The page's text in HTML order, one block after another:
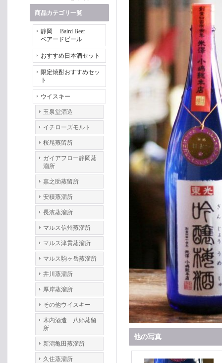
商品カテゴリ一覧
静岡 Baird Beer
ベアードビール
おすすめ日本酒セット
限定焼酎おすすめセッ
ト
ウイスキー
玉泉堂酒造
イチローズモルト
桜尾蒸留所
ガイアフロー静岡蒸
溜所
嘉之助蒸留所
安積蒸溜所
長濱蒸溜所
マルス信州蒸溜所
マルス津貫蒸溜所
マルス駒ヶ岳蒸溜所
井川蒸溜所
厚岸蒸溜所
その他ウイスキー
木内酒造 八郷蒸留
所
新潟亀田蒸溜所
久住蒸溜所
他の写真